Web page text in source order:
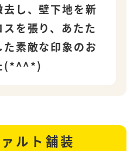
し、壁下地を新
を張り、あたた
素敵な印象のお
(*^^*)
ルト舗装